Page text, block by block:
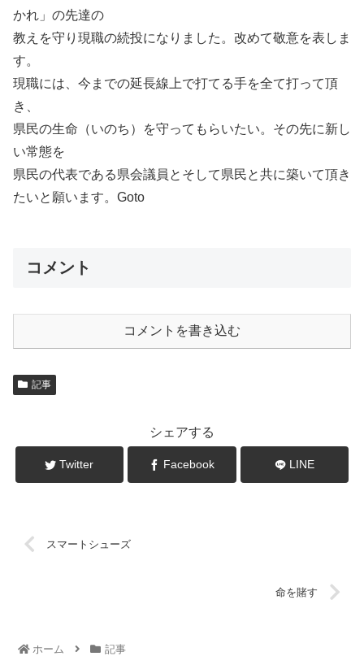
かれ」の先達の
教えを守り現職の続投になりました。改めて敬意を表しま
す。
現職には、今までの延長線上で打てる手を全て打って頂
き、
県民の生命（いのち）を守ってもらいたい。その先に新し
い常態を
県民の代表である県会議員とそして県民と共に築いて頂き
たいと願います。Goto
コメント
コメントを書き込む
記事
シェアする
Twitter Facebook LINE
スマートシューズ
命を賭す
ホーム 記事